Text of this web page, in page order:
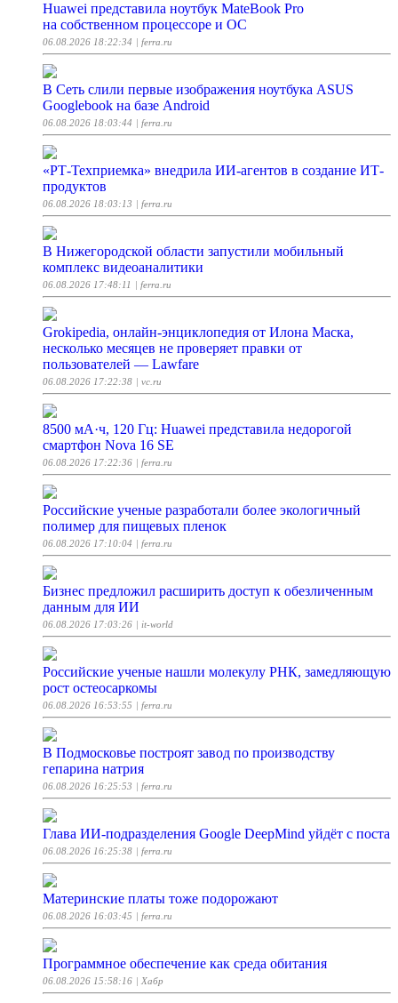
Huawei представила ноутбук MateBook Pro
на собственном процессоре и ОС
06.08.2026 18:22:34 | ferra.ru
В Сеть слили первые изображения ноутбука ASUS
Googlebook на базе Android
06.08.2026 18:03:44 | ferra.ru
«РТ-Техприемка» внедрила ИИ-агентов в создание ИТ-
продуктов
06.08.2026 18:03:13 | ferra.ru
В Нижегородской области запустили мобильный
комплекс видеоаналитики
06.08.2026 17:48:11 | ferra.ru
Grokipedia, онлайн-энциклопедия от Илона Маска,
несколько месяцев не проверяет правки от
пользователей — Lawfare
06.08.2026 17:22:38 | vc.ru
8500 мА·ч, 120 Гц: Huawei представила недорогой
смартфон Nova 16 SE
06.08.2026 17:22:36 | ferra.ru
Российские ученые разработали более экологичный
полимер для пищевых пленок
06.08.2026 17:10:04 | ferra.ru
Бизнес предложил расширить доступ к обезличенным
данным для ИИ
06.08.2026 17:03:26 | it-world
Российские ученые нашли молекулу РНК, замедляющую
рост остеосаркомы
06.08.2026 16:53:55 | ferra.ru
В Подмосковье построят завод по производству
гепарина натрия
06.08.2026 16:25:53 | ferra.ru
Глава ИИ-подразделения Google DeepMind уйдёт с поста
06.08.2026 16:25:38 | ferra.ru
Материнские платы тоже подорожают
06.08.2026 16:03:45 | ferra.ru
Программное обеспечение как среда обитания
06.08.2026 15:58:16 | Хабр